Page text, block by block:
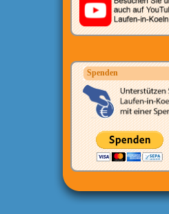
Spenden